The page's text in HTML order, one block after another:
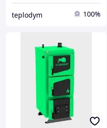
teplodym 100%